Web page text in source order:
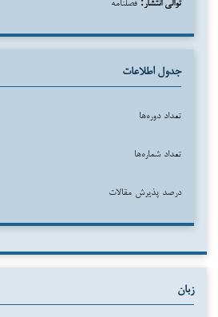
جدول اطلاعات
تعداد دوره‌ها
تعداد شماره‌ها
درصد پذیرش مقالات
زبان